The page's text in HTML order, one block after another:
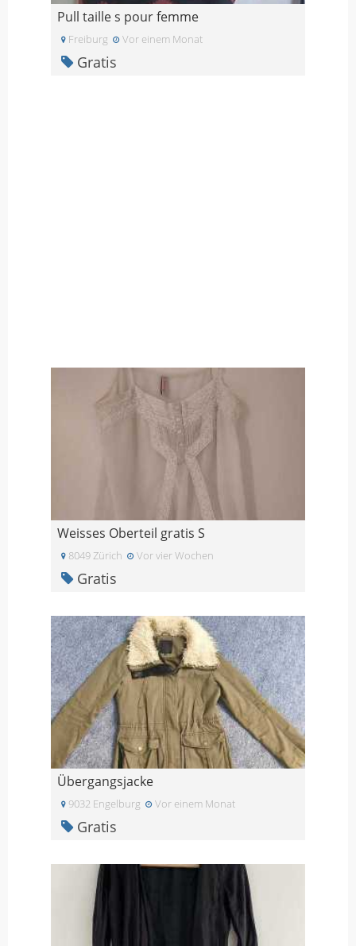
Pull taille s pour femme
Freiburg Vor einem Monat
Gratis
Weisses Oberteil gratis S
8049 Zürich Vor vier Wochen
Gratis
Übergangsjacke
9032 Engelburg Vor einem Monat
Gratis